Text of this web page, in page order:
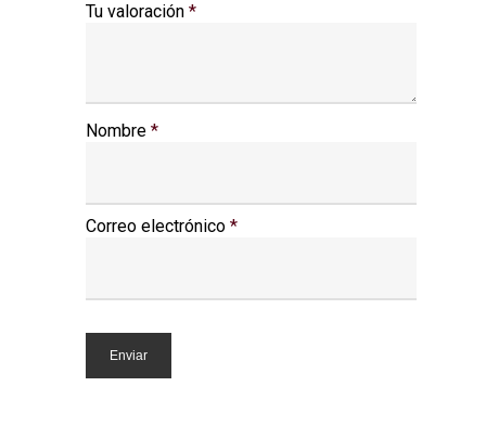
Tu valoración *
Nombre *
Correo electrónico *